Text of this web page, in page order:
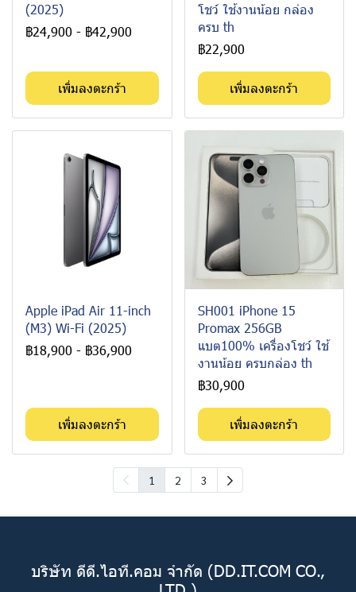
(2025)
฿24,900 - ฿42,900
เพิ่มลงตะกร้า
โชว์ ใช้งานน้อย กล่อง
ครบ th
฿22,900
เพิ่มลงตะกร้า
Apple iPad Air 11-inch
(M3) Wi-Fi (2025)
฿18,900 - ฿36,900
เพิ่มลงตะกร้า
SH001 iPhone 15
Promax 256GB
แบต100% เครื่องโชว์ ใช้
งานน้อย ครบกล่อง th
฿30,900
เพิ่มลงตะกร้า
1 2 3
บริษัท ดีดี.ไอที.คอม จำกัด (DD.IT.COM CO.,